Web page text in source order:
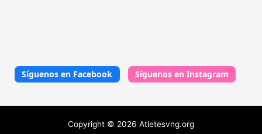
Síguenos en Facebook Síguenos en Instagram
Copyright © 2026 Atletesvng.org